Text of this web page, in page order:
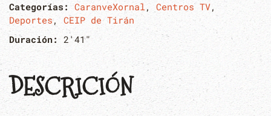
Categorías: CaranveXornal, Centros TV,
Deportes, CEIP de Tirán
Duración: 2'41"
DESCRICIÓN